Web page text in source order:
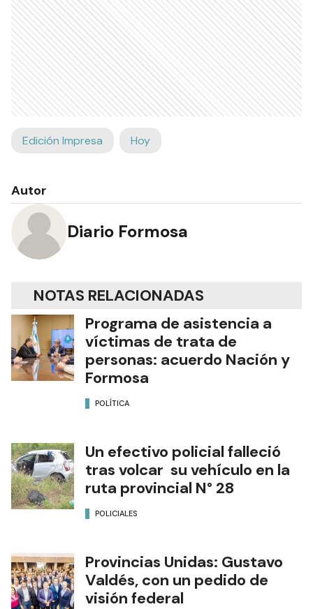
Edición Impresa Hoy
Autor
Diario Formosa
NOTAS RELACIONADAS
Programa de asistencia a
víctimas de trata de
personas: acuerdo Nación y
Formosa
POLÍTICA
Un efectivo policial falleció
tras volcar su vehículo en la
ruta provincial N° 28
POLICIALES
Provincias Unidas: Gustavo
Valdés, con un pedido de
visión federal